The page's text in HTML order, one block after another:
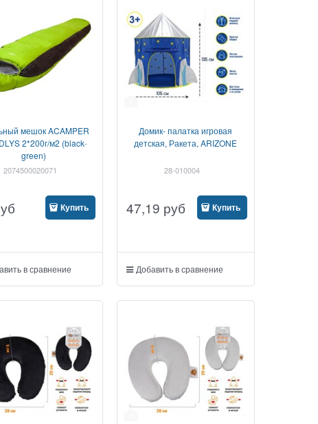
мешок ACAMPER
2*200г/м2 (black-
green)
2074500020071
Купить
в сравнение
Домик- палатка игровая
детская, Ракета, ARIZONE
28-010004
47,19 руб Купить
Добавить в сравнение